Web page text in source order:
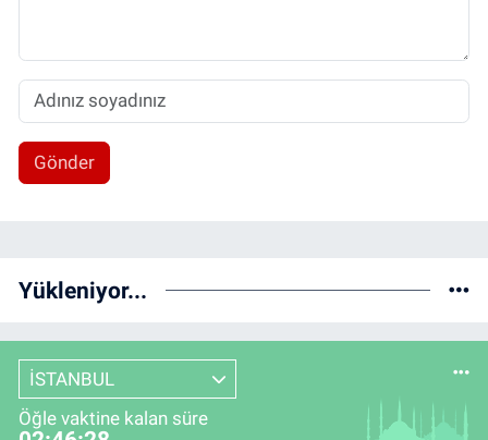
Gönder
Yükleniyor...
İSTANBUL
Öğle vaktine kalan süre